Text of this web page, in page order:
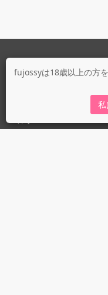
fujossyは18歳以上の方
fujossyについて